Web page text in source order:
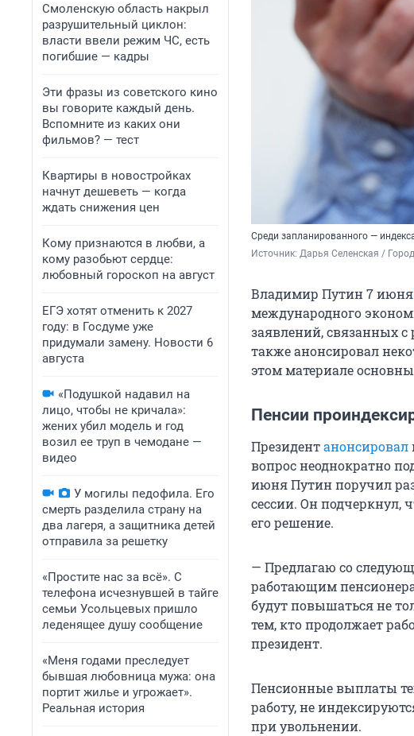
Смоленскую область накрыл
разрушительный циклон:
власти ввели режим ЧС, есть
погибшие — кадры
Эти фразы из советского кино
вы говорите каждый день.
Вспомните из каких они
фильмов? — тест
Квартиры в новостройках
начнут дешеветь — когда
ждать снижения цен
Кому признаются в любви, а
кому разобьют сердце:
любовный гороскоп на август
ЕГЭ хотят отменить к 2027
году: в Госдуме уже
придумали замену. Новости 6
августа
«Подушкой надавил на
лицо, чтобы не кричала»:
жених убил модель и год
возил ее труп в чемодане —
видео
У могилы педофила. Его
смерть разделила страну на
два лагеря, а защитника детей
отправила за решетку
«Простите нас за всё». С
телефона исчезнувшей в тайге
семьи Усольцевых пришло
леденящее душу сообщение
«Меня годами преследует
бывшая любовница мужа: она
портит жилье и угрожает».
Реальная история
Среди запланированного —
Источник: Дарья Селенская /
Владимир Путин 7 июня
международного
заявлений, связанных
также анонсировал
этом материале
Пенсии
Президентанонсировал
вопрос неоднократно
июня Путин поручил
сессии. Он подчеркнул,
его решение.
— Предлагаю со
работающим
будут повышаться не
тем, кто продолжает
президент.
Пенсионные выплаты
работу, не
при увольнении.